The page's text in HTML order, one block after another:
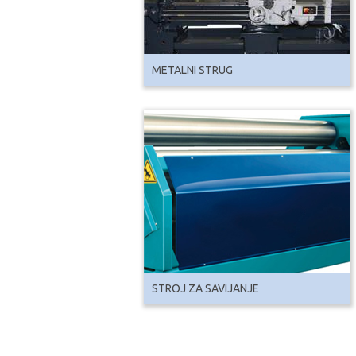
METALNI STRUG
STROJ ZA SAVIJANJE